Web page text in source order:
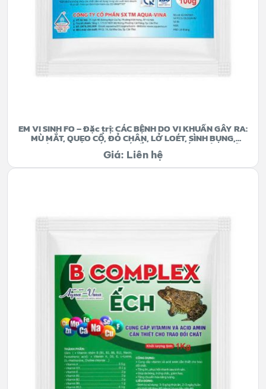
EM VI SINH FO – Đặc trị: CÁC BỆNH DO VI KHUẨN GÂY RA:
MÙ MẮT, QUẸO CỔ, ĐỎ CHÂN, LỞ LOÉT, SÌNH BỤNG,
CHƯỚNG HƠI, XUẤT HUYẾT Ổ BỤNG, CHẾT KHÔNG RÕ
NGUYÊN NHÂN.
Giá: Liên hệ